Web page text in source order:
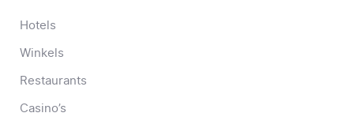
Hotels
Winkels
Restaurants
Casino’s